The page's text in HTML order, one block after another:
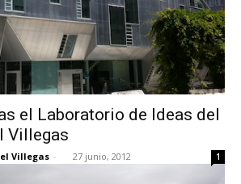
el Laboratorio de Ideas del
Villegas
Villegas - 27 junio, 2012 1